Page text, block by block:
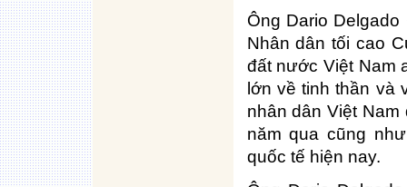
Ông Dario
Nhân dân tối cao
đất nước Việt Nam
lớn về tinh thần và
nhân dân Việt
năm qua cũng
quốc tế hiện nay.